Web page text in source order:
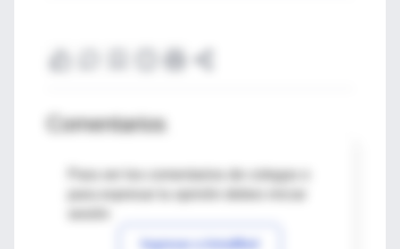
Comentarios
Para ver los comentarios de colegas o
Ingresar a IntraMed